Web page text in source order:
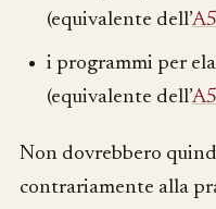
(equivalente dell’
i programmi per
(equivalente dell’
Non dovrebbero
contrariamente alla